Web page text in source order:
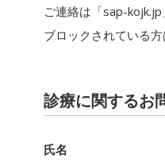
ご連絡は「sap-kojk.jp
ブロックされている
診療に関するお
氏名